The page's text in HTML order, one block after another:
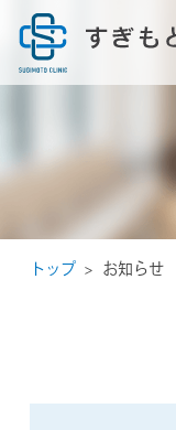
トップ お知らせ